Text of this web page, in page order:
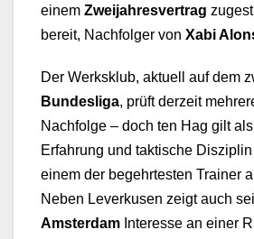
einem Zweijahresvertrag
bereit, Nachfolger von Xabi
Der Werksklub, aktuell auf dem
Bundesliga, prüft derzeit
Nachfolge – doch ten Hag gilt
Erfahrung und taktische
einem der begehrtesten Trainer
Neben Leverkusen zeigt auch
Amsterdam Interesse an einer